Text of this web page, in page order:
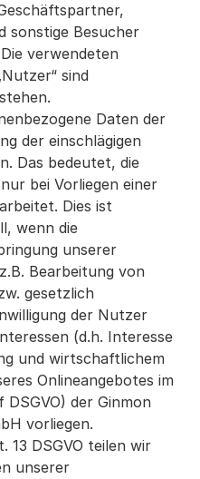
sonstige Besucher
verwendeten
sind
Daten der
der einschlägigen
Das bedeutet, die
bei Vorliegen einer
Dies ist
wenn die
unserer
Bearbeitung von
gesetzlich
der Nutzer
(d.h. Interesse
und wirtschaftlichem
Onlineangebotes im
der Ginmon
vorliegen.
13 DSGVO teilen wir
unserer